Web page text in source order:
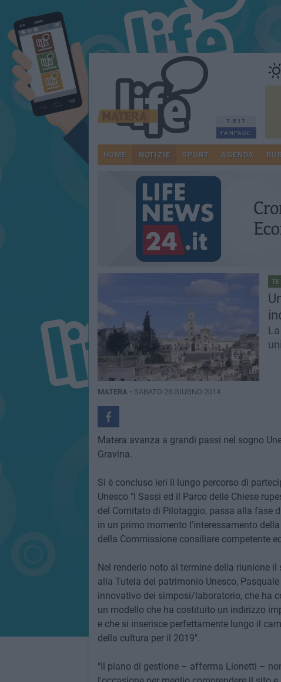
7.517
FANPAGE
HOME NOTIZIE SPORT AGENDA
MATERA - SABATO 28 GIUGNO 2014
Matera avanza a grandi passi nel sogno
Gravina.
Si è concluso ieri il lungo percorso di
Unesco "I Sassi ed il Parco delle Chiese
del Comitato di Pilotaggio, passa alla fase
in un primo momento l'interessamento
della Commissione consiliare competente
Nel renderlo noto al termine della riunione
alla Tutela del patrimonio Unesco,
innovativo dei simposi/laboratorio, che ha
un modello che ha costituito un indirizzo
e che si inserisce perfettamente lungo il
della cultura per il 2019".
"Il piano di gestione – afferma Lionetti –